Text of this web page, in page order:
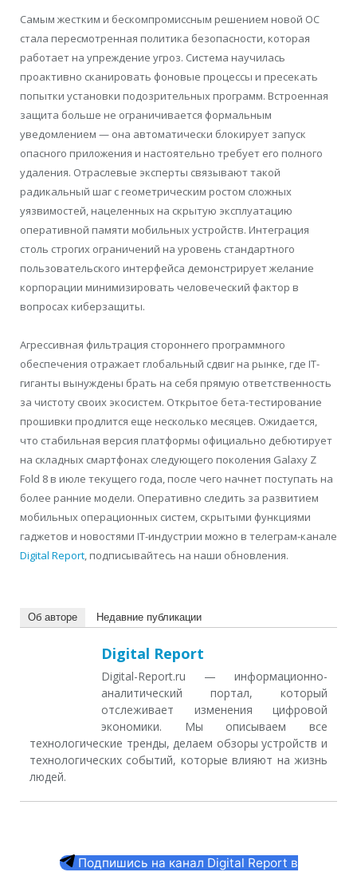
Самым жестким и бескомпромиссным решением новой ОС
стала пересмотренная политика безопасности, которая
работает на упреждение угроз. Система научилась
проактивно сканировать фоновые процессы и пресекать
попытки установки подозрительных программ. Встроенная
защита больше не ограничивается формальным
уведомлением — она автоматически блокирует запуск
опасного приложения и настоятельно требует его полного
удаления. Отраслевые эксперты связывают такой
радикальный шаг с геометрическим ростом сложных
уязвимостей, нацеленных на скрытую эксплуатацию
оперативной памяти мобильных устройств. Интеграция
столь строгих ограничений на уровень стандартного
пользовательского интерфейса демонстрирует желание
корпорации минимизировать человеческий фактор в
вопросах киберзащиты.
Агрессивная фильтрация стороннего программного
обеспечения отражает глобальный сдвиг на рынке, где IT-
гиганты вынуждены брать на себя прямую ответственность
за чистоту своих экосистем. Открытое бета-тестирование
прошивки продлится еще несколько месяцев. Ожидается,
что стабильная версия платформы официально дебютирует
на складных смартфонах следующего поколения Galaxy Z
Fold 8 в июле текущего года, после чего начнет поступать на
более ранние модели. Оперативно следить за развитием
мобильных операционных систем, скрытыми функциями
гаджетов и новостями IT-индустрии можно в телеграм-канале
Digital Report, подписывайтесь на наши обновления.
Об авторе Недавние публикации
Digital Report
Digital-Report.ru — информационно-
аналитический портал, который
отслеживает изменения цифровой
экономики. Мы описываем все
технологические тренды, делаем обзоры устройств и
технологических событий, которые влияют на жизнь
людей.
Подпишись на канал Digital Report в